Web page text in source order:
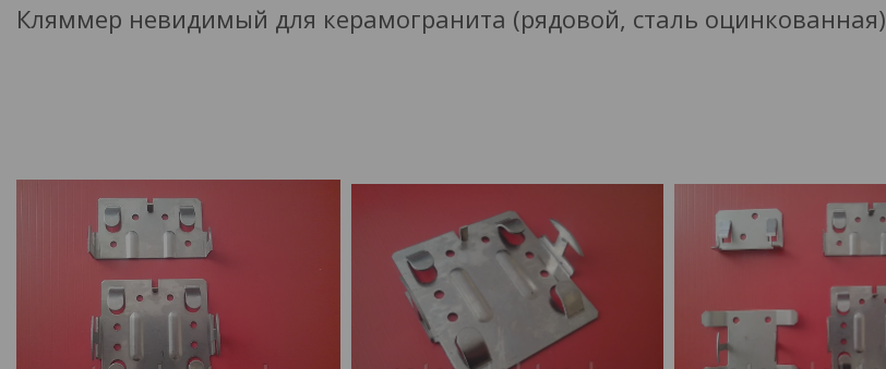
Кляммер невидимый для керамогранита (рядовой, сталь оцинкованная)